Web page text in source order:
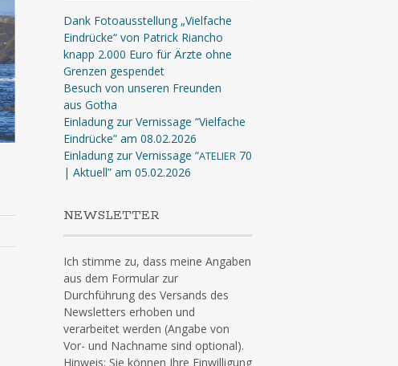
Dank Fotoausstellung „Vielfache
Eindrücke“ von Patrick Riancho
knapp 2.000 Euro für Ärzte ohne
Grenzen gespendet
Besuch von unseren Freunden
aus Gotha
Einladung zur Vernissage “Vielfache
Eindrücke” am 08.02.2026
Einladung zur Vernissage “ATELIER70
| Aktuell” am 05.02.2026
NEWSLETTER
Ich stimme zu, dass meine Angaben
aus dem Formular zur
Durchführung des Versands des
Newsletters erhoben und
verarbeitet werden (Angabe von
Vor- und Nachname sind optional).
Hinweis: Sie können Ihre Einwilligung